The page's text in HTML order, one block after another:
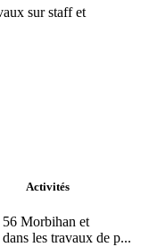
sur staff et
Activités
56 Morbihan et
les travaux de p...